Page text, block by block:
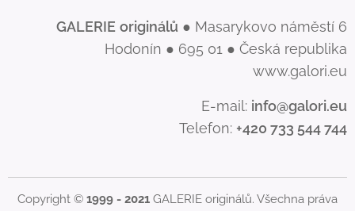
GALERIE originálů ● Masarykovo náměstí 6
Hodonín ● 695 01 ● Česká republika
www.galori.eu
E-mail: info@galori.eu
Telefon: +420 733 544 744
Copyright © 1999 - 2021 GALERIE originálů. Všechna práva